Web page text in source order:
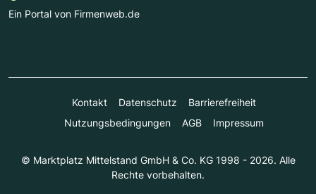
Ein Portal von Firmenweb.de
Kontakt Datenschutz
Barrierefreiheit
Nutzungsbedingungen
AGB Impressum
© Marktplatz Mittelstand GmbH & Co. KG 1998 - 2026. Alle
Rechte vorbehalten.